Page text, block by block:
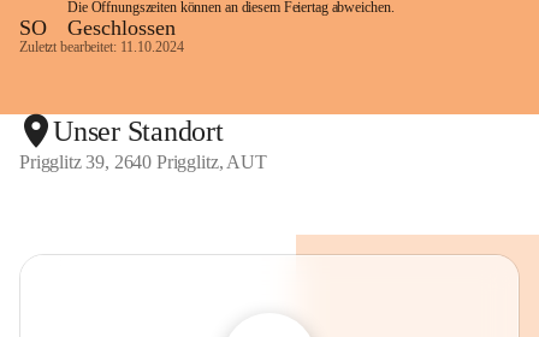
Die Öffnungszeiten können an diesem Feiertag abweichen.
SO Geschlossen
Zuletzt bearbeitet: 11.10.2024
Unser Standort
Prigglitz 39, 2640 Prigglitz, AUT